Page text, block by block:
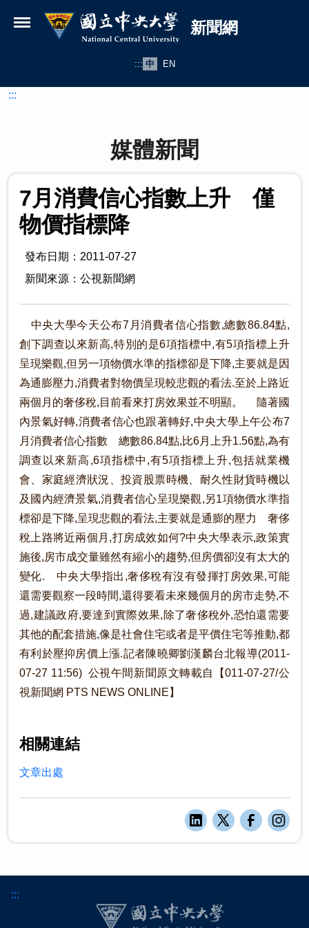
國立中央大學新聞網
新聞網
::: 中 EN
:::
媒體新聞
7月消費信心指數上升 僅
物價指標降
發布日期：2011-07-27
新聞來源：公視新聞網
中央大學今天公布7月消費者信心指數,總數86.84點,
創下調查以來新高,特別的是6項指標中,有5項指標上升
呈現樂觀,但另一項物價水準的指標卻是下降,主要就是因
為通膨壓力,消費者對物價呈現較悲觀的看法.至於上路近
兩個月的奢侈稅,目前看來打房效果並不明顯。 隨著國
內景氣好轉,消費者信心也跟著轉好,中央大學上午公布7
月消費者信心指數 總數86.84點,比6月上升1.56點,為有
調查以來新高,6項指標中,有5項指標上升,包括就業機
會、家庭經濟狀況、投資股票時機、耐久性財貨時機以
及國內經濟景氣,消費者信心呈現樂觀,另1項物價水準指
標卻是下降,呈現悲觀的看法,主要就是通膨的壓力 奢侈
稅上路將近兩個月,打房成效如何?中央大學表示,政策實
施後,房市成交量雖然有縮小的趨勢,但房價卻沒有太大的
變化. 中央大學指出,奢侈稅有沒有發揮打房效果,可能
還需要觀察一段時間,還得要看未來幾個月的房市走勢,不
過,建議政府,要達到實際效果,除了奢侈稅外,恐怕還需要
其他的配套措施,像是社會住宅或者是平價住宅等推動,都
有利於壓抑房價上漲.記者陳曉卿劉漢麟台北報導(2011-
07-27 11:56) 公視午間新聞原文轉載自【011-07-27/公
視新聞網 PTS NEWS ONLINE】
相關連結
文章出處
:::